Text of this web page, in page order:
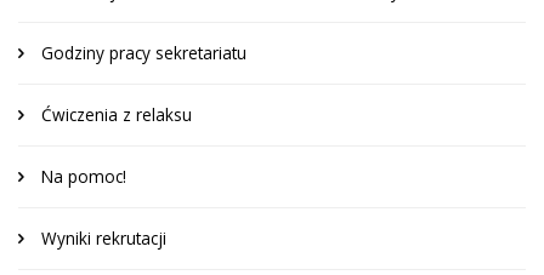
Godziny pracy sekretariatu
Ćwiczenia z relaksu
Na pomoc!
Wyniki rekrutacji